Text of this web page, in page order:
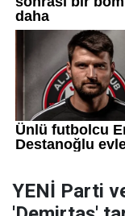
YENİ Parti